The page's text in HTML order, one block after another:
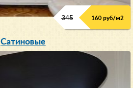
345 160 руб/м2
Сатиновые